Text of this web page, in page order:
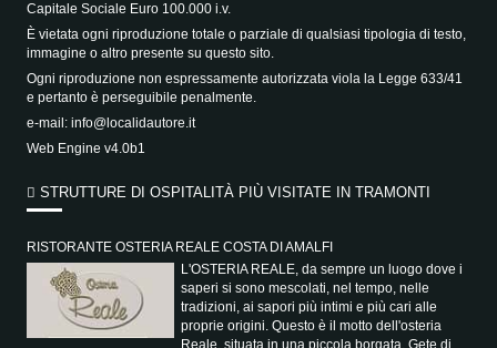
Capitale Sociale Euro 100.000 i.v.
È vietata ogni riproduzione totale o parziale di qualsiasi tipologia di testo,
immagine o altro presente su questo sito.
Ogni riproduzione non espressamente autorizzata viola la Legge 633/41
e pertanto è perseguibile penalmente.
e-mail: info@localidautore.it
Web Engine v4.0b1
STRUTTURE DI OSPITALITÀ PIÙ VISITATE IN TRAMONTI
RISTORANTE OSTERIA REALE COSTA DI AMALFI
L'OSTERIA REALE, da sempre un luogo dove i
saperi si sono mescolati, nel tempo, nelle
tradizioni, ai sapori più intimi e più cari alle
proprie origini. Questo è il motto dell'osteria